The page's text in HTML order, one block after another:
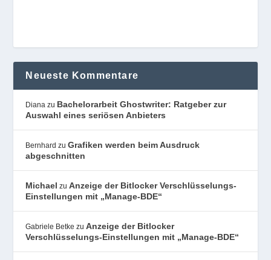
Neueste Kommentare
Diana zu Bachelorarbeit Ghostwriter: Ratgeber zur
Auswahl eines seriösen Anbieters
Bernhard zuGrafiken werden beim Ausdruck
abgeschnitten
Michael zuAnzeige der Bitlocker Verschlüsselungs-
Einstellungen mit „Manage-BDE“
Gabriele Betke zuAnzeige der Bitlocker
Verschlüsselungs-Einstellungen mit „Manage-BDE“